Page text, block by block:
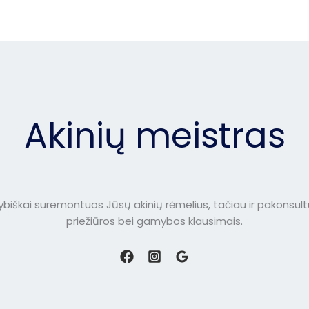
Akinių meistras
suremontuos Jūsų akinių rėmelius, tačiau ir
priežiūros bei gamybos klausimais.